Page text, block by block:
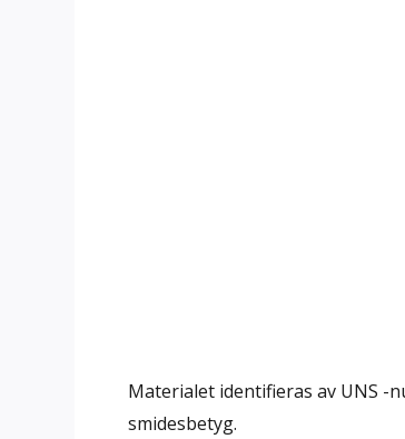
Materialet identifieras av UNS -
smidesbetyg.